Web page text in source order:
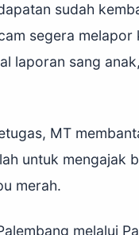
sudah
segera
laporan sang
MT
untuk mengajak
merah.
melalui